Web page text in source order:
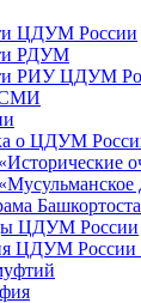
ЦДУМ России
РДУМ
РИУ ЦДУМ
СМИ
о ЦДУМ
ЦДУМ России
ЦДУМ России